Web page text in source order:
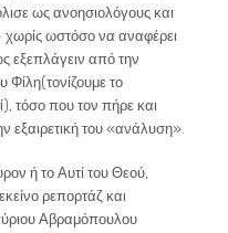
ως ανοησιολόγους και
χωρίς ωστόσο να αναφέρει
εξεπλάγειν από την
Φίλη(τονίζουμε το
τόσο που τον πήρε και
εξαιρετική του «ανάλυση».
ή το Αυτί του Θεού,
ρεπορτάζ και
Αβραμόπουλου